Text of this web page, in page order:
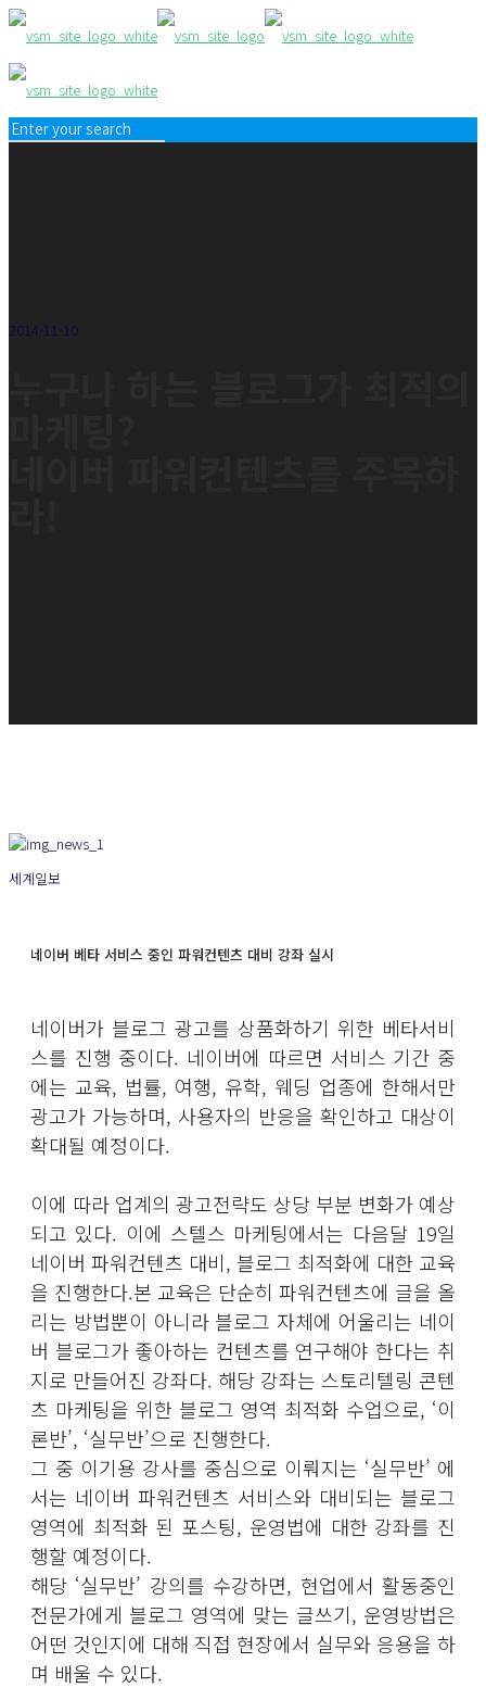
2014-11-10
세계일보
네이버 베타 서비스 중인 파워컨텐츠 대비 강좌 실시
네이버가 블로그 광고를 상품화하기 위한 베타서비
스를 진행 중이다. 네이버에 따르면 서비스 기간 중
에는 교육, 법률, 여행, 유학, 웨딩 업종에 한해서만
광고가 가능하며, 사용자의 반응을 확인하고 대상이
확대될 예정이다.
이에 따라 업계의 광고전략도 상당 부분 변화가 예상
되고 있다. 이에 스텔스 마케팅에서는 다음달 19일
네이버 파워컨텐츠 대비, 블로그 최적화에 대한 교육
을 진행한다.본 교육은 단순히 파워컨텐츠에 글을 올
리는 방법뿐이 아니라 블로그 자체에 어울리는 네이
버 블로그가 좋아하는 컨텐츠를 연구해야 한다는 취
지로 만들어진 강좌다. 해당 강좌는 스토리텔링 콘텐
츠 마케팅을 위한 블로그 영역 최적화 수업으로, ‘이
론반’, ‘실무반’으로 진행한다.
그 중 이기용 강사를 중심으로 이뤄지는 ‘실무반’ 에
서는 네이버 파워컨텐츠 서비스와 대비되는 블로그
영역에 최적화 된 포스팅, 운영법에 대한 강좌를 진
행할 예정이다.
해당 ‘실무반’ 강의를 수강하면, 현업에서 활동중인
전문가에게 블로그 영역에 맞는 글쓰기, 운영방법은
어떤 것인지에 대해 직접 현장에서 실무와 응용을 하
며 배울 수 있다.